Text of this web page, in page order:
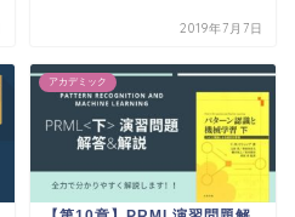
2019年7月7日
アカデミック